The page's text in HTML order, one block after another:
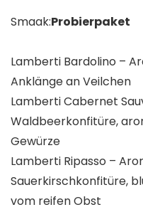
Smaak:Probierpaket
Lamberti Bardolino –
Anklänge an Veilchen
Lamberti Cabernet
Waldbeerkonfitüre,
Gewürze
Lamberti Ripasso –
Sauerkirschkonfitüre,
vom reifen Obst